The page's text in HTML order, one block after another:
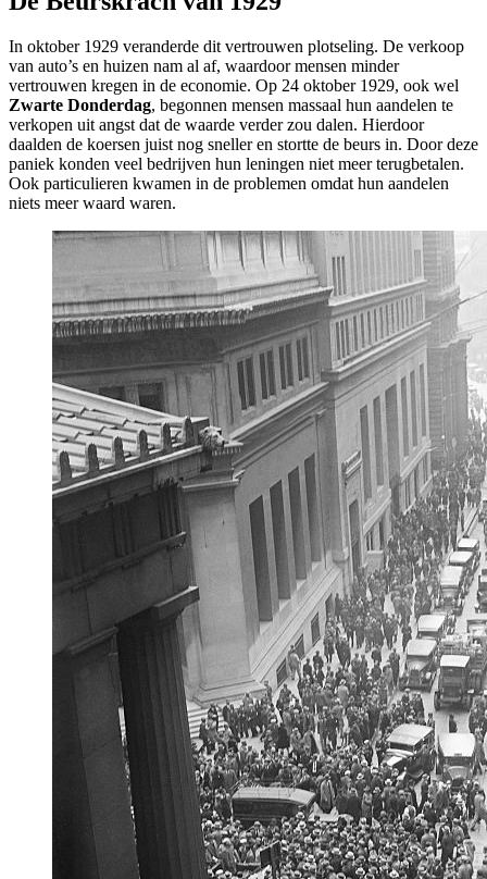
In oktober 1929 veranderde dit vertrouwen plotseling. De verkoop
van auto’s en huizen nam al af, waardoor mensen minder
vertrouwen kregen in de economie. Op 24 oktober 1929, ook wel
Zwarte Donderdag, begonnen mensen massaal hun aandelen te
verkopen uit angst dat de waarde verder zou dalen. Hierdoor
daalden de koersen juist nog sneller en stortte de beurs in. Door deze
paniek konden veel bedrijven hun leningen niet meer terugbetalen.
Ook particulieren kwamen in de problemen omdat hun aandelen
niets meer waard waren.